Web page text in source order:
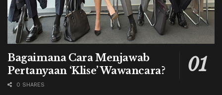
Bagaimana Cara Menjawab
Pertanyaan ‘Klise’ Wawancara?
0 SHARES